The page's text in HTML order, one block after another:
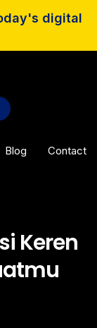
digital
Blog Contact
Keren